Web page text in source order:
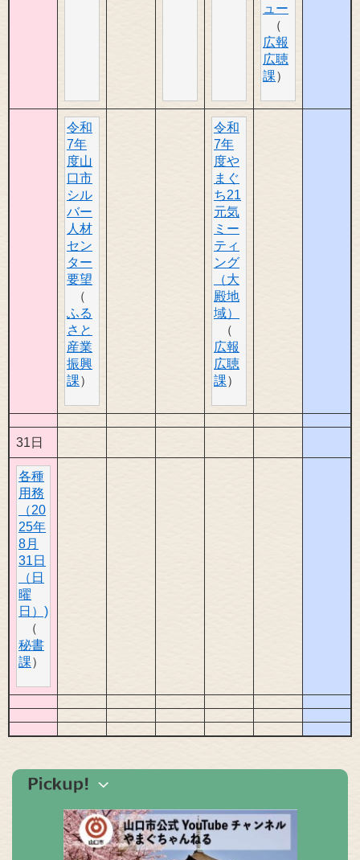
ュー
広報
広聴
課
令和
7年
度山
口市
シル
バー
人材
セン
ター
要望
ふる
さと
産業
振興
課
令和
7年
度や
まぐ
ち21
元気
ミー
ティ
ング
（大
殿地
域）
広報
広聴
課
31日
各種
用務
（20
25年
8月
31日
（日
曜
日）)
秘書
課